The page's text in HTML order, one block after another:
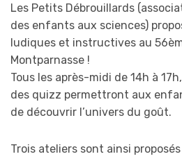
Les Petits Débrouillards
des enfants aux sciences)
ludiques et instructives au
Montparnasse !
Tous les après-midi de 14h à
des quizz permettront aux
de découvrir l’univers du goût.
Trois ateliers sont ainsi